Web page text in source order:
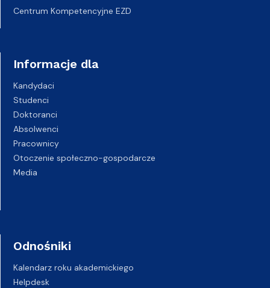
Centrum Kompetencyjne EZD
Informacje dla
Kandydaci
Studenci
Doktoranci
Absolwenci
Pracownicy
Otoczenie społeczno-gospodarcze
Media
Odnośniki
Kalendarz roku akademickiego
Helpdesk